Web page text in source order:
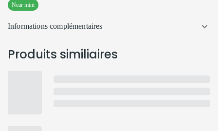
Near mint
Informations complémentaires
Produits similiaires